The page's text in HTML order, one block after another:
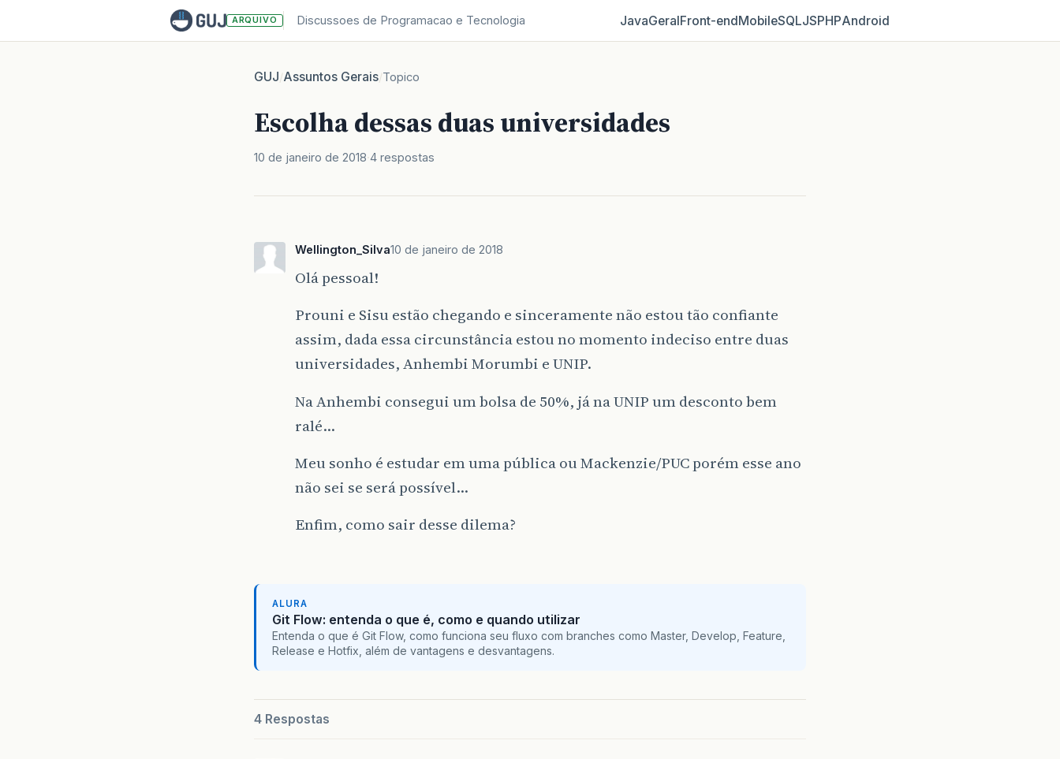
ARQUIVO Discussoes de Programacao e Tecnologia JavaGeralFront‑endMobileSQLJSPHPAndroid
GUJ/Assuntos Gerais/Topico
Escolha dessas duas universidades
10 de janeiro de 2018 4 respostas
Wellington_Silva10 de janeiro de 2018
Olá pessoal!
Prouni e Sisu estão chegando e sinceramente não estou tão confiante
assim, dada essa circunstância estou no momento indeciso entre duas
universidades, Anhembi Morumbi e UNIP.
Na Anhembi consegui um bolsa de 50%, já na UNIP um desconto bem
ralé…
Meu sonho é estudar em uma pública ou Mackenzie/PUC porém esse ano
não sei se será possível…
Enfim, como sair desse dilema?
ALURA
Git Flow: entenda o que é, como e quando utilizar
Entenda o que é Git Flow, como funciona seu fluxo com branches como Master, Develop, Feature,
Release e Hotfix, além de vantagens e desvantagens.
4 Respostas